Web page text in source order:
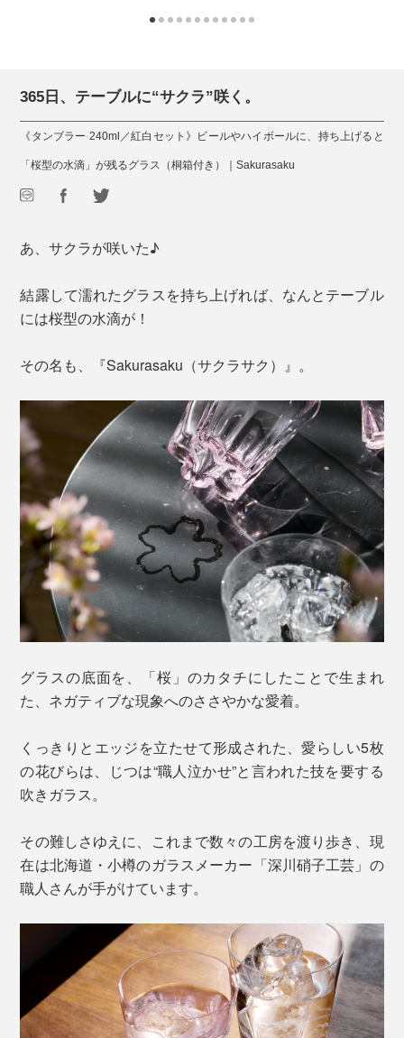
365日、テーブルに“サクラ”咲く。
《タンブラー 240ml／紅白セット》ビールやハイボールに、持ち上げると
「桜型の水滴」が残るグラス（桐箱付き）｜Sakurasaku
あ、サクラが咲いた♪
結露して濡れたグラスを持ち上げれば、なんとテーブル
には桜型の水滴が！
その名も、『Sakurasaku（サクラサク）』。
グラスの底面を、「桜」のカタチにしたことで生まれ
た、ネガティブな現象へのささやかな愛着。
くっきりとエッジを立たせて形成された、愛らしい5枚
の花びらは、じつは“職人泣かせ”と言われた技を要する
吹きガラス。
その難しさゆえに、これまで数々の工房を渡り歩き、現
在は北海道・小樽のガラスメーカー「深川硝子工芸」の
職人さんが手がけています。